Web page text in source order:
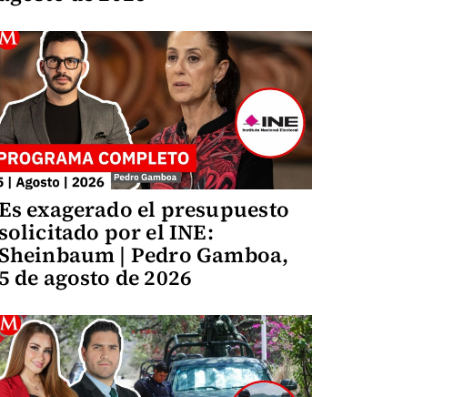
exagerado el presupuesto
solicitado por el INE:
Sheinbaum | Pedro Gamboa,
5 de agosto de 2026